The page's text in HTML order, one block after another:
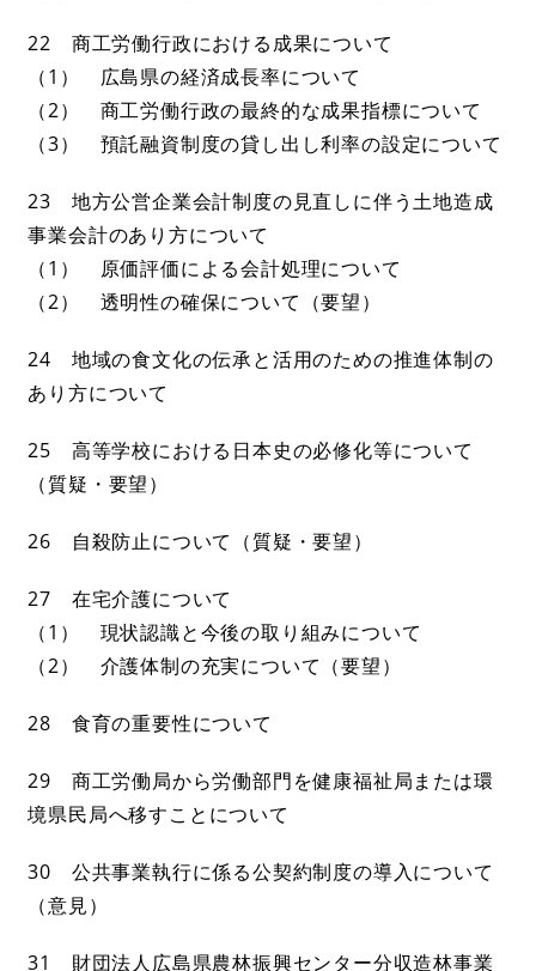
22 商工労働行政における成果について
（1） 広島県の経済成長率について
（2） 商工労働行政の最終的な成果指標について
（3） 預託融資制度の貸し出し利率の設定について
23 地方公営企業会計制度の見直しに伴う土地造成
事業会計のあり方について
（1） 原価評価による会計処理について
（2） 透明性の確保について（要望）
24 地域の食文化の伝承と活用のための推進体制の
あり方について
25 高等学校における日本史の必修化等について
（質疑・要望）
26 自殺防止について（質疑・要望）
27 在宅介護について
（1） 現状認識と今後の取り組みについて
（2） 介護体制の充実について（要望）
28 食育の重要性について
29 商工労働局から労働部門を健康福祉局または環
境県民局へ移すことについて
30 公共事業執行に係る公契約制度の導入について
（意見）
31 財団法人広島県農林振興センター分収造林事業